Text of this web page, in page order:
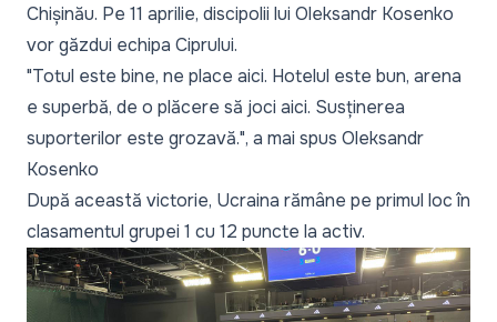
Chișinău. Pe 11 aprilie, discipolii lui Oleksandr Kosenko
vor găzdui echipa Ciprului.
"Totul este bine, ne place aici. Hotelul este bun, arena
e superbă, de o plăcere să joci aici. Susținerea
suporterilor este grozavă.", a mai spus Oleksandr
Kosenko
După această victorie, Ucraina rămâne pe primul loc în
clasamentul grupei 1 cu 12 puncte la activ.